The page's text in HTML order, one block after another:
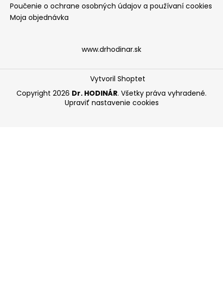
Poučenie o ochrane osobných údajov a používaní cookies
Moja objednávka
www.drhodinar.sk
Vytvoril Shoptet
Copyright 2026 Dr. HODINÁR. Všetky práva vyhradené.
Upraviť nastavenie cookies